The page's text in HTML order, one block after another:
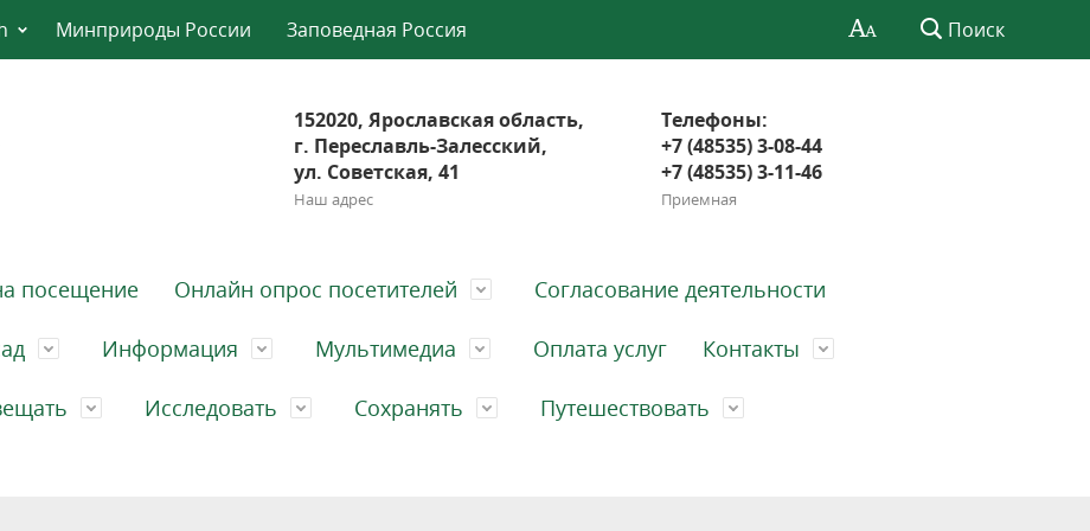
Минприроды России Заповедная Россия Поиск
152020, Ярославская область,
г. Переславль-Залесский,
ул. Советская, 41
Наш адрес
Телефоны:
+7 (48535) 3-08-44
+7 (48535) 3-11-46
Приемная
посещение Онлайн опрос посетителей Согласование деятельности
Информация Мультимедиа Оплата услуг Контакты
Исследовать Сохранять Путешествовать